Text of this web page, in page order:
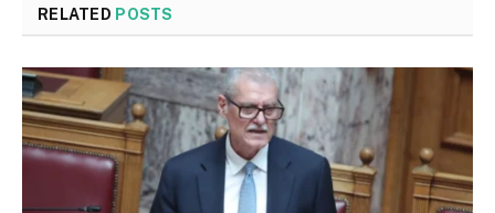
RELATED POSTS